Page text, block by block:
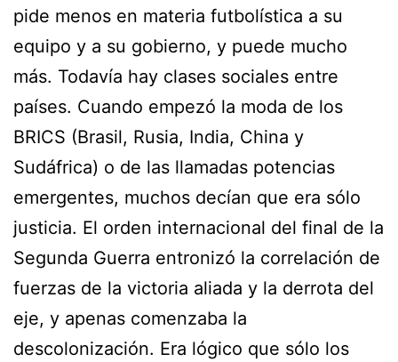
pide menos en materia futbolística a su
equipo y a su gobierno, y puede mucho
más. Todavía hay clases sociales entre
países. Cuando empezó la moda de los
BRICS (Brasil, Rusia, India, China y
Sudáfrica) o de las llamadas potencias
emergentes, muchos decían que era sólo
justicia. El orden internacional del final de la
Segunda Guerra entronizó la correlación de
fuerzas de la victoria aliada y la derrota del
eje, y apenas comenzaba la
descolonización. Era lógico que sólo los